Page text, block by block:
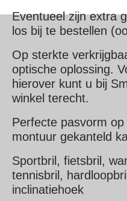
Eventueel zijn extra
los bij te bestellen
Op sterkte
optische oplossing.
hierover kunt u bij
winkel terecht.
Perfecte pasvorm
montuur gekanteld
Sportbril, fietsbril,
tennisbril,
inclinatiehoek